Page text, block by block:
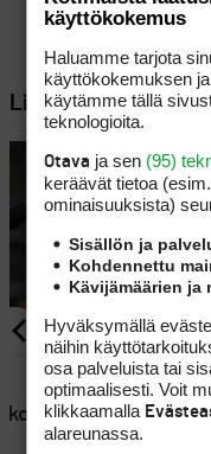
Lisää aiheesta
käyttökokemus
Haluamme tarjota
käyttökokemuksen
käytämme tällä
teknologioita.
Otava ja sen (95)
keräävät tietoa
ominaisuuk­sista)
Sisällön ja
Kohdennettu
Kävijämäärien ja
Hyväksymällä
näihin
osa palveluista tai
optimaalisesti. Voit
klikkaamalla
alareunassa.